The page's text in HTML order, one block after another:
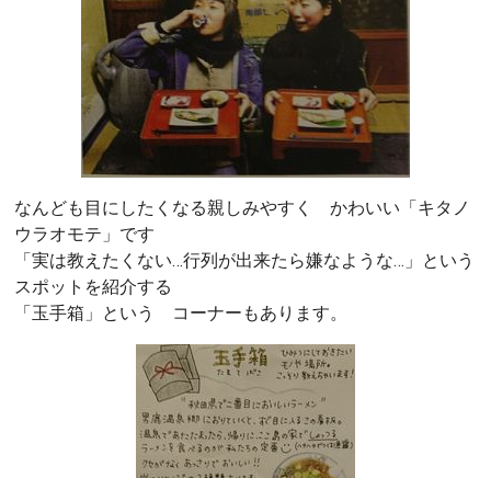
なんども目にしたくなる親しみやすく かわいい「キタノ
ウラオモテ」です
「実は教えたくない…行列が出来たら嫌なような…」という
スポットを紹介する
「玉手箱」という コーナーもあります。